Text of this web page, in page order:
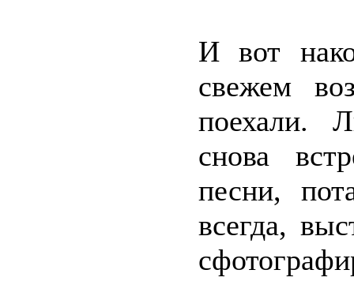
И вот
свежем
поехали.
снова
песни,
всегда,